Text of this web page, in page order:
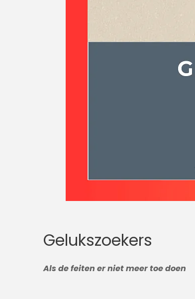
Gelukszoekers
Als de feiten er niet meer toe doen